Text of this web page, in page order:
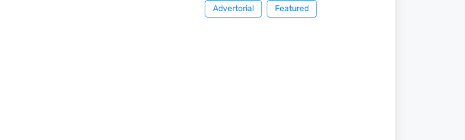
Advertorial Featured